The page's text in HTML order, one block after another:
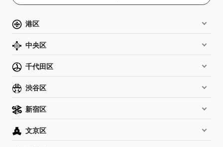
港区
中央区
千代田区
渋谷区
新宿区
文京区